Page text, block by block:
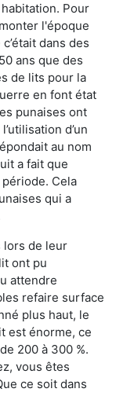
Pour
l'époque
dans des
ans que des
de lits pour la
en font état
punaises ont
d’un
au nom
a fait que
Cela
qui a
lors de leur
ont pu
attendre
refaire surface
plus haut, le
est énorme, ce
200 à 300 %.
vous êtes
ce soit dans